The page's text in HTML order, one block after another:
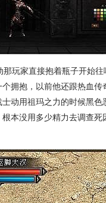
玩家直接抱着瓶子开始往
拥抱，以前他还跟热血
动用祖玛之力的时候黑
本没用多少精力去调查